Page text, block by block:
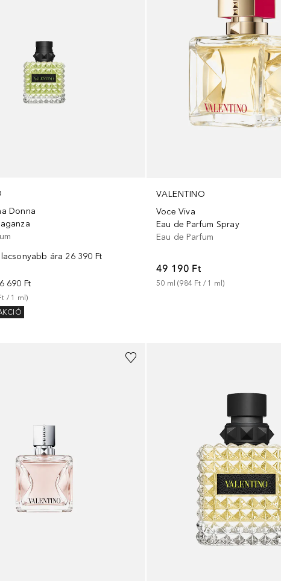
Donna
ára 26 390 Ft
690 Ft
/ 1 ml )
VALENTINO
Voce Viva
Eau de Parfum Spray
Eau de Parfum
49 190 Ft
50 ml (984 Ft / 1 ml)